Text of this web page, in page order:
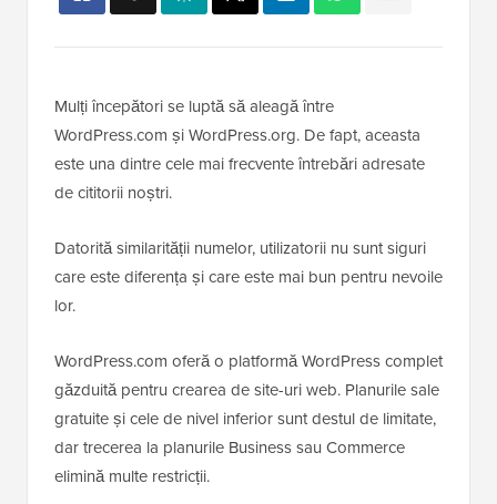
Mulți începători se luptă să aleagă între
WordPress.com și WordPress.org. De fapt, aceasta
este una dintre cele mai frecvente întrebări adresate
de cititorii noștri.
Datorită similarității numelor, utilizatorii nu sunt siguri
care este diferența și care este mai bun pentru nevoile
lor.
WordPress.com oferă o platformă WordPress complet
găzduită pentru crearea de site-uri web. Planurile sale
gratuite și cele de nivel inferior sunt destul de limitate,
dar trecerea la planurile Business sau Commerce
elimină multe restricții.